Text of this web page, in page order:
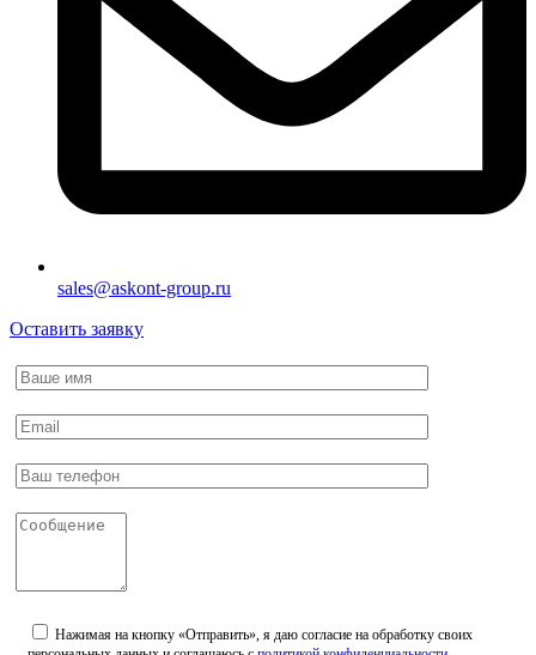
sales@askont-group.ru
Оставить заявку
Нажимая на кнопку «Отправить», я даю согласие на обработку своих